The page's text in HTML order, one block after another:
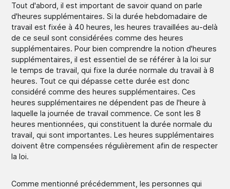
Tout d'abord, il est important de savoir quand on parle
d'heures supplémentaires. Si la durée hebdomadaire de
travail est fixée à 40 heures, les heures travaillées au-delà
de ce seuil sont considérées comme des heures
supplémentaires. Pour bien comprendre la notion d'heures
supplémentaires, il est essentiel de se référer à la loi sur
le temps de travail, qui fixe la durée normale du travail à 8
heures. Tout ce qui dépasse cette durée est donc
considéré comme des heures supplémentaires. Ces
heures supplémentaires ne dépendent pas de l'heure à
laquelle la journée de travail commence. Ce sont les 8
heures mentionnées, qui constituent la durée normale du
travail, qui sont importantes. Les heures supplémentaires
doivent être compensées régulièrement afin de respecter
la loi.
Comme mentionné précédemment, les personnes qui